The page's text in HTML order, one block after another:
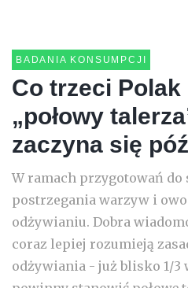
BADANIA KONSUMPCJI
Co trzeci Polak
„połowy
zaczyna się
W ramach przygotowań do
postrzegania warzyw i
odżywianiu. Dobra
coraz lepiej rozumieją
odżywiania - już blisko 1/3